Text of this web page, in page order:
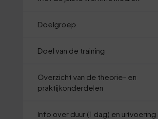
Doelgroep
Doel van de training
Overzicht van de theorie- en
praktijkonderdelen
Info over duur (1 dag) en uitvoering